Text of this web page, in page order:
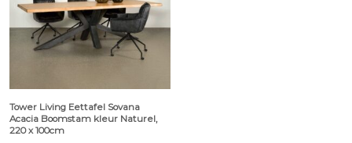
Tower Living Eettafel Sovana
Acacia Boomstam kleur Naturel,
220 x 100cm